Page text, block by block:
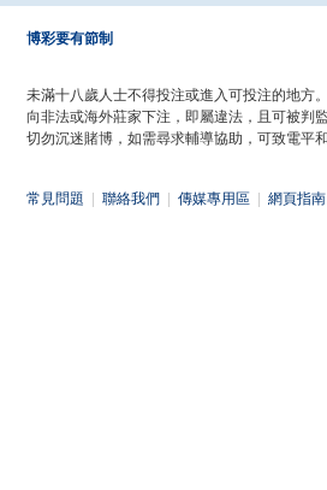
博彩要有節制
未滿十八歲人士不得投注或進入可投注的地方。
向非法或海外莊家下注，即屬違法，且可被判監
切勿沉迷賭博，如需尋求輔導協助，可致電平
常見問題 聯絡我們 傳媒專用區 網頁指南